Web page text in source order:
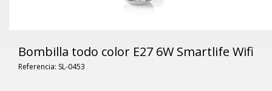
Bombilla todo color E27 6W Smartlife Wifi
Referencia: SL-0453